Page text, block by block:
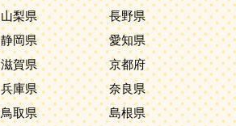
山梨県
長野県
静岡県
愛知県
滋賀県
京都府
兵庫県
奈良県
鳥取県
島根県